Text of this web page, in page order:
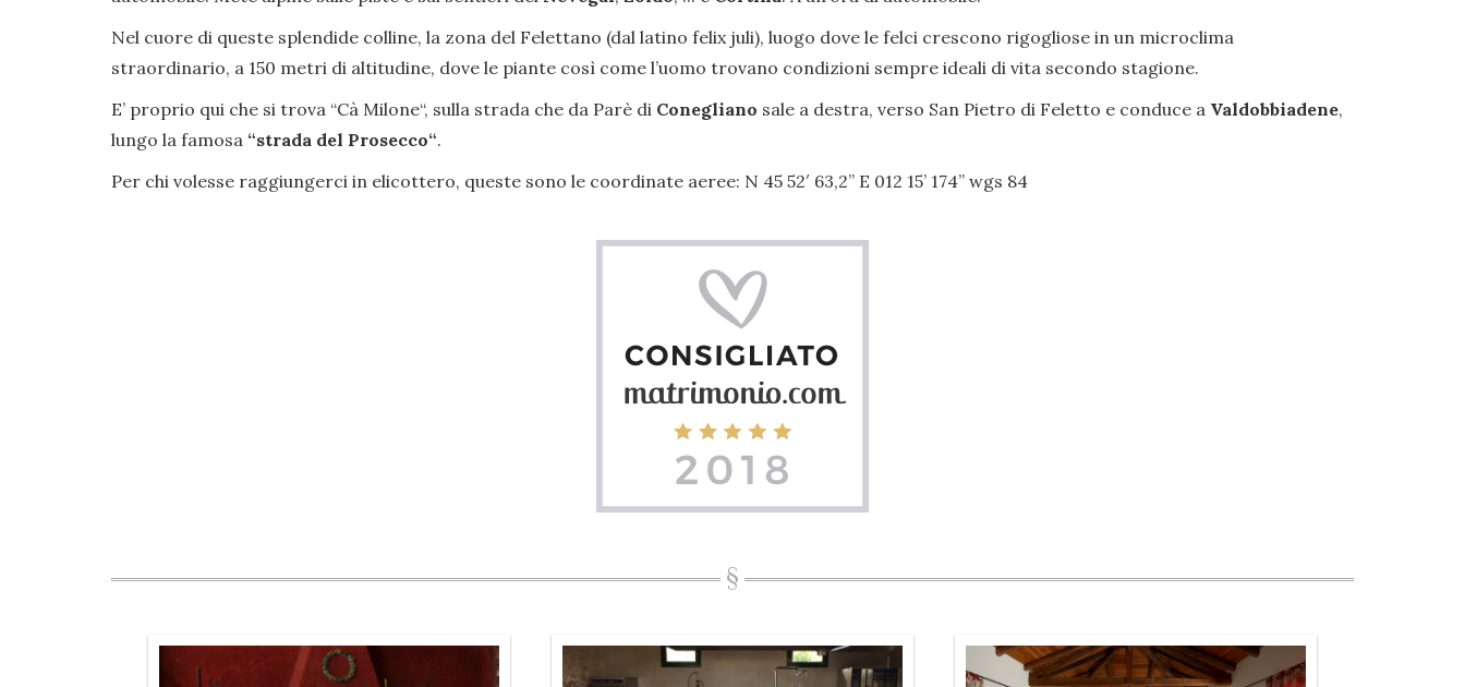
Nel cuore di queste splendide colline, la zona del Felettano (dal latino felix juli), luogo dove le felci crescono rigogliose in un microclima
straordinario, a 150 metri di altitudine, dove le piante così come l’uomo trovano condizioni sempre ideali di vita secondo stagione.
E’ proprio qui che si trova “Cà Milone“, sulla strada che da Parè di Conegliano sale a destra, verso San Pietro di Feletto e conduce a Valdobbiadene,
lungo la famosa “strada del Prosecco“.
Per chi volesse raggiungerci in elicottero, queste sono le coordinate aeree: N 45 52′ 63,2” E 012 15’ 174’’ wgs 84